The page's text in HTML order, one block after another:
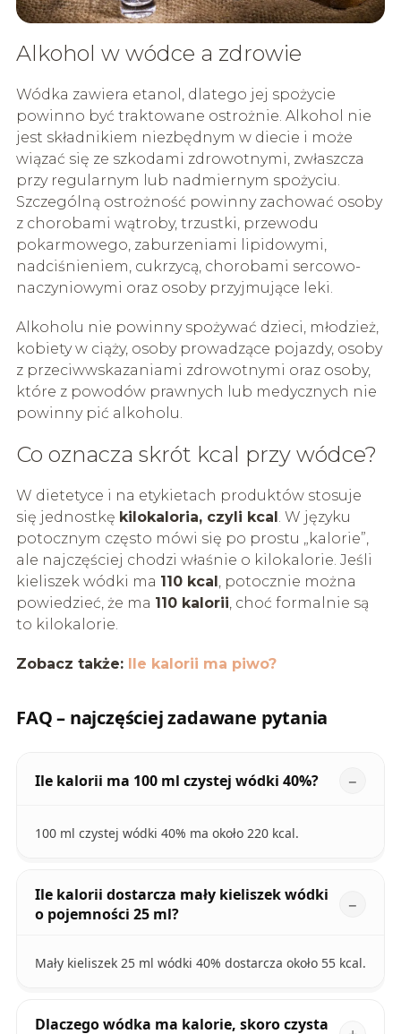
Alkohol w wódce a zdrowie
Wódka zawiera etanol, dlatego jej spożycie
powinno być traktowane ostrożnie. Alkohol nie
jest składnikiem niezbędnym w diecie i może
wiązać się ze szkodami zdrowotnymi, zwłaszcza
przy regularnym lub nadmiernym spożyciu.
Szczególną ostrożność powinny zachować osoby
z chorobami wątroby, trzustki, przewodu
pokarmowego, zaburzeniami lipidowymi,
nadciśnieniem, cukrzycą, chorobami sercowo-
naczyniowymi oraz osoby przyjmujące leki.
Alkoholu nie powinny spożywać dzieci, młodzież,
kobiety w ciąży, osoby prowadzące pojazdy, osoby
z przeciwwskazaniami zdrowotnymi oraz osoby,
które z powodów prawnych lub medycznych nie
powinny pić alkoholu.
Co oznacza skrót kcal przy wódce?
W dietetyce i na etykietach produktów stosuje
się jednostkę kilokaloria, czyli kcal . W języku
potocznym często mówi się po prostu „kalorie”,
ale najczęściej chodzi właśnie o kilokalorie. Jeśli
kieliszek wódki ma 110 kcal , potocznie można
powiedzieć, że ma 110 kalorii , choć formalnie są
to kilokalorie.
Zobacz także: Ile kalorii ma piwo?
FAQ – najczęściej zadawane pytania
Ile kalorii ma 100 ml czystej wódki 40%?
100 ml czystej wódki 40% ma około 220 kcal.
Ile kalorii dostarcza mały kieliszek wódki
o pojemności 25 ml?
Mały kieliszek 25 ml wódki 40% dostarcza około 55 kcal.
Dlaczego wódka ma kalorie, skoro czysta